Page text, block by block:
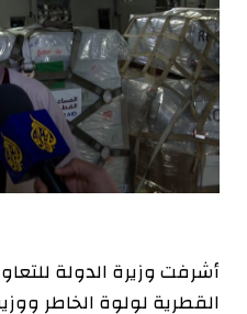
أشرفت وزيرة الدولة
القطرية لولوة الخاطر